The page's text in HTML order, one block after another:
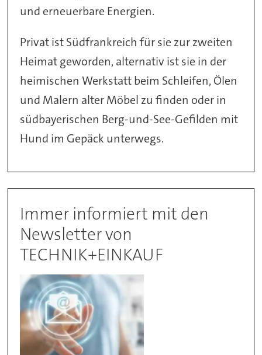
und erneuerbare Energien.
Privat ist Südfrankreich für sie zur zweiten
Heimat geworden, alternativ ist sie in der
heimischen Werkstatt beim Schleifen, Ölen
und Malern alter Möbel zu finden oder in
südbayerischen Berg-und-See-Gefilden mit
Hund im Gepäck unterwegs.
Immer informiert mit den
Newsletter von
TECHNIK+EINKAUF